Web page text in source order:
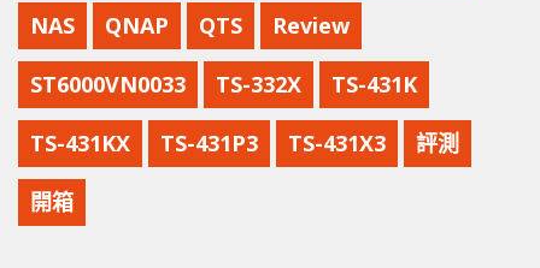
NAS QNAP QTS Review
ST6000VN0033 TS-332X TS-431K
TS-431KX TS-431P3 TS-431X3 評測
開箱